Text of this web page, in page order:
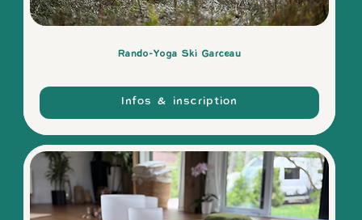
Rando-Yoga Ski Garceau
Infos & inscription